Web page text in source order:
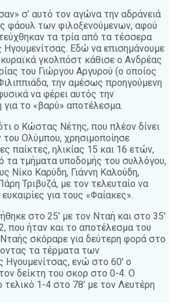
σ’ αυτό τον αγώνα την αδράνειά
φάουλ των φιλοξενούμενων, αφού
τα τρία από τα τέσσερα
Εδώ να επισημάνουμε
γκολπόστ κάθισε ο Ανδρέας
του Γιώργου Αργυρού (ο οποίος
την αμέσως προηγούμενη
να φέρει αυτός την
για το «βαρύ» αποτέλεσμα.
ο Κώστας Νέτης, που πλέον δίνει
Ολύμπου, χρησιμοποίησε
παίκτες, ηλικίας 15 και 16 ετών,
τα τμήματα υποδομής του συλλόγου,
Νίκο Καρύδη, Γιάννη Καλούδη,
Τριβυζά, με τον τελευταίο να
για τους «Φαίακες».
στο 25′ με τον Νταή και στο 35′
που ήταν και το αποτέλεσμα του
Νταής σκόραρε για δεύτερη φορά στο
τα τέρματα των
Ηγουμενίτσας, ενώ στο 60′ ο
δείκτη του σκορ στο 0-4. Ο
1-4 στο 78′ με τον Λευτέρη